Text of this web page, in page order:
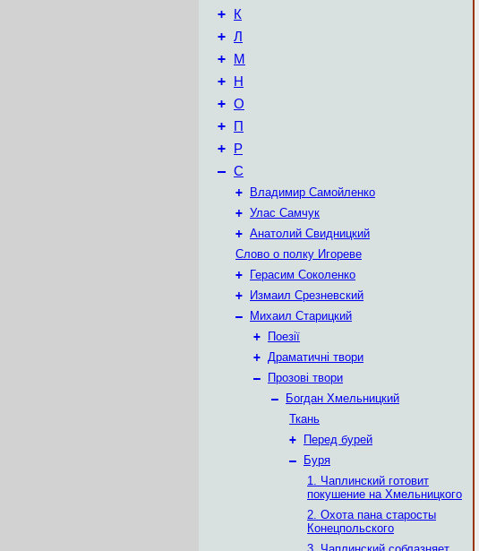
+ К
+ Л
+ М
+ Н
+ О
+ П
+ Р
– С
+
Владимир Самойленко
+ Улас Самчук
+ Анатолий Свидницкий
Слово о полку Игореве
+
Герасим Соколенко
+
Измаил Срезневский
–
Михаил Старицкий
+
Поезії
+ Драматичні твори
–
Прозові твори
–
Богдан Хмельницкий
Ткань
+
Перед бурей
–
Буря
1. Чаплинский готовит
покушение на Хмельницкого
2. Охота пана старосты
Конецпольского